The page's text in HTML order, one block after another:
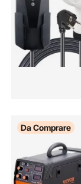
Da Comprare